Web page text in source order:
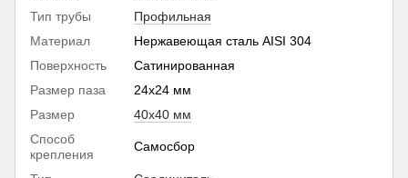
Тип трубы
Профильная
Материал
Нержавеющая сталь AISI 304
Поверхность
Сатинированная
Размер паза
24х24 мм
Размер
40х40 мм
Способ
крепления
Самосбор